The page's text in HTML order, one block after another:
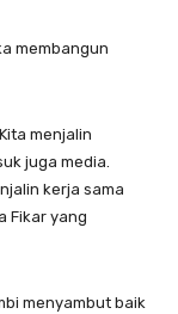
membangun
menjalin
juga media.
kerja sama
Fikar yang
menyambut baik